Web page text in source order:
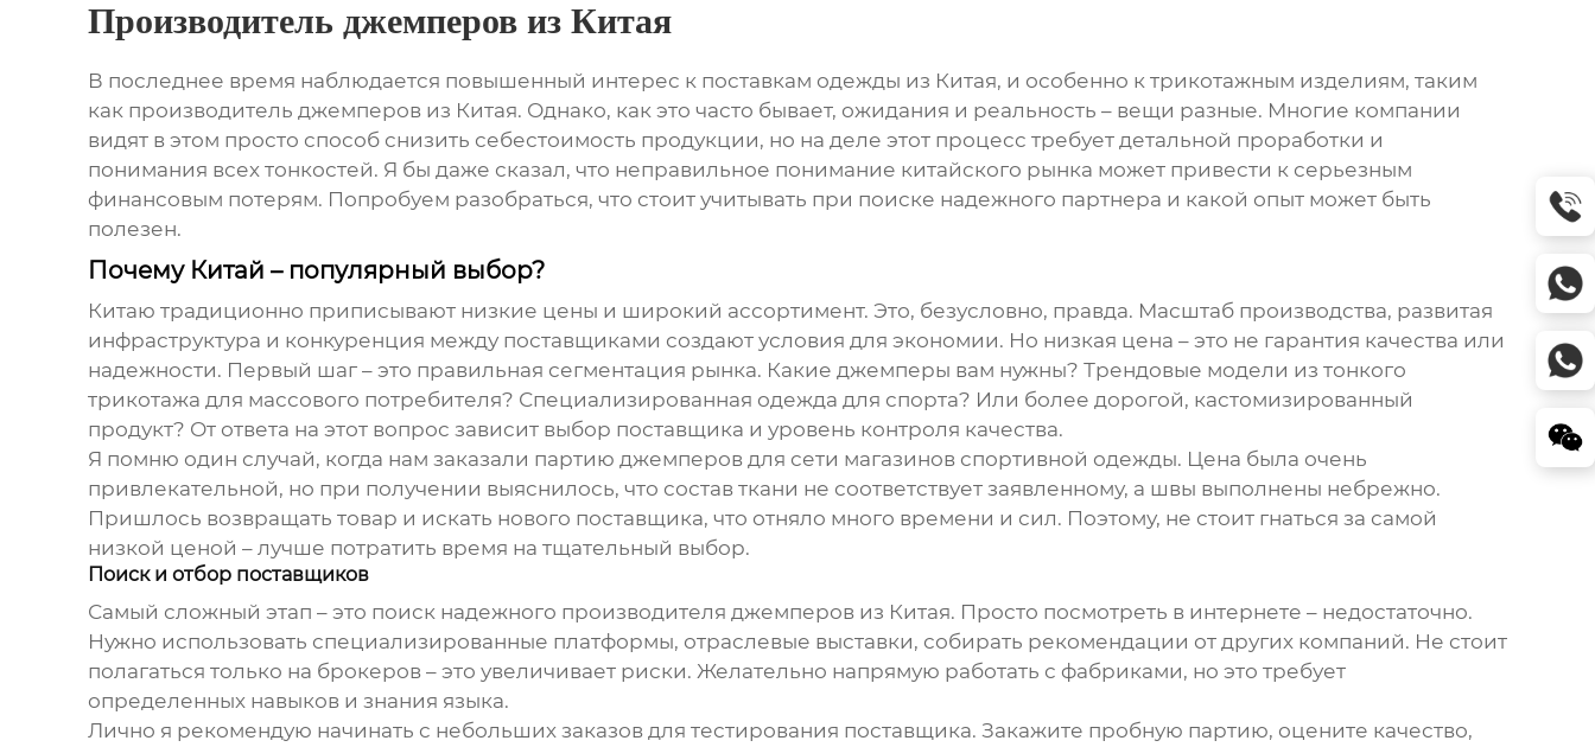
Производитель джемперов из Китая
В последнее время наблюдается повышенный интерес к поставкам одежды из Китая, и особенно к трикотажным изделиям, таким
как производитель джемперов из Китая. Однако, как это часто бывает, ожидания и реальность – вещи разные. Многие компании
видят в этом просто способ снизить себестоимость продукции, но на деле этот процесс требует детальной проработки и
понимания всех тонкостей. Я бы даже сказал, что неправильное понимание китайского рынка может привести к серьезным
финансовым потерям. Попробуем разобраться, что стоит учитывать при поиске надежного партнера и какой опыт может быть
полезен.
Почему Китай – популярный выбор?
Китаю традиционно приписывают низкие цены и широкий ассортимент. Это, безусловно, правда. Масштаб производства, развитая
инфраструктура и конкуренция между поставщиками создают условия для экономии. Но низкая цена – это не гарантия качества или
надежности. Первый шаг – это правильная сегментация рынка. Какие джемперы вам нужны? Трендовые модели из тонкого
трикотажа для массового потребителя? Специализированная одежда для спорта? Или более дорогой, кастомизированный
продукт? От ответа на этот вопрос зависит выбор поставщика и уровень контроля качества.
Я помню один случай, когда нам заказали партию джемперов для сети магазинов спортивной одежды. Цена была очень
привлекательной, но при получении выяснилось, что состав ткани не соответствует заявленному, а швы выполнены небрежно.
Пришлось возвращать товар и искать нового поставщика, что отняло много времени и сил. Поэтому, не стоит гнаться за самой
низкой ценой – лучше потратить время на тщательный выбор.
Поиск и отбор поставщиков
Самый сложный этап – это поиск надежного производителя джемперов из Китая. Просто посмотреть в интернете – недостаточно.
Нужно использовать специализированные платформы, отраслевые выставки, собирать рекомендации от других компаний. Не стоит
полагаться только на брокеров – это увеличивает риски. Желательно напрямую работать с фабриками, но это требует
определенных навыков и знания языка.
Лично я рекомендую начинать с небольших заказов для тестирования поставщика. Закажите пробную партию, оцените качество,